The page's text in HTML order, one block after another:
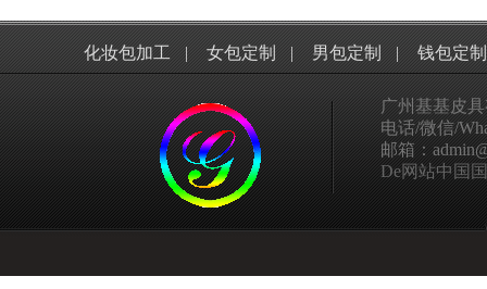
化妆包加工 | 女包定制 | 男包定制 | 钱包定制
广州基基皮
电话/微信/
邮箱：
De网站中国